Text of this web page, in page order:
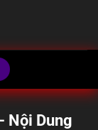
Nội Dung